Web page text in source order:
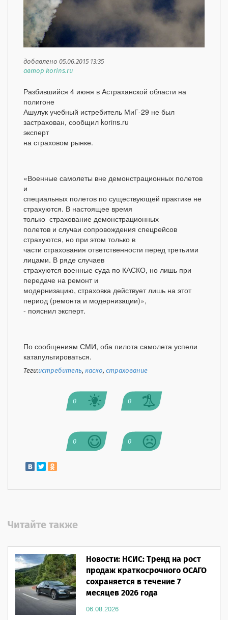
добавлено 05.06.2015 13:35
автор korins.ru
Разбившийся 4 июня в Астраханской области на
полигоне
Ашулук учебный истребитель МиГ-29 не был
застрахован, сообщил korins.ru
эксперт
на страховом рынке.
«Военные самолеты вне демонстрационных полетов
и
специальных полетов по существующей практике не
страхуются. В настоящее время
только страхование демонстрационных
полетов и случаи сопровождения спецрейсов
страхуются, но при этом только в
части страхования ответственности перед третьими
лицами. В ряде случаев
страхуются военные суда по КАСКО, но лишь при
передаче на ремонт и
модернизацию, страховка действует лишь на этот
период (ремонта и модернизации)»,
- пояснил эксперт.
По сообщениям СМИ, оба пилота самолета успели
катапультироваться.
Теги:истребитель,каско,страхование
0 0
0 0
Читайте также
Новости: НСИС: Тренд на рост
продаж краткосрочного ОСАГО
сохраняется в течение 7
месяцев 2026 года
06.08.2026